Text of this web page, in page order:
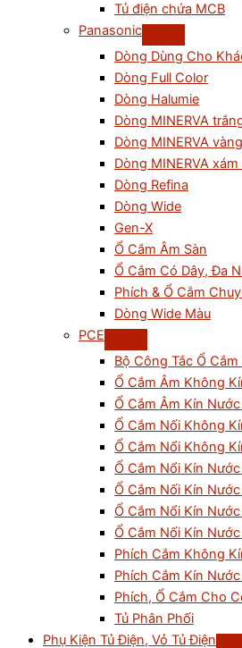
Tủ điện chứa MCB
Panasonic
Dòng Dùng Cho
Dòng Full Color
Dòng Halumie
Dòng MINERVA
Dòng MINERVA
Dòng MINERVA
Dòng Refina
Dòng Wide
Gen-X
Ổ Cắm Âm Sàn
Ổ Cắm Có Dây, Đa
Phích & Ổ Cắm
Dòng Wide Màu
PCE
Bộ Công Tắc Ổ
Ổ Cắm Âm Không
Ổ Cắm Âm Kín Nước
Ổ Cắm Nối Không
Ổ Cắm Nổi Không
Ổ Cắm Nổi Kín Nước
Ổ Cắm Nối Kín Nước
Ổ Cắm Nổi Kín Nước
Ổ Cắm Nối Kín Nước
Phích Cắm Không
Phích Cắm Kín Nước
Phích, Ổ Cắm Cho
Tủ Phân Phối
Phụ Kiện Tủ Điện, Vỏ Tủ Điện